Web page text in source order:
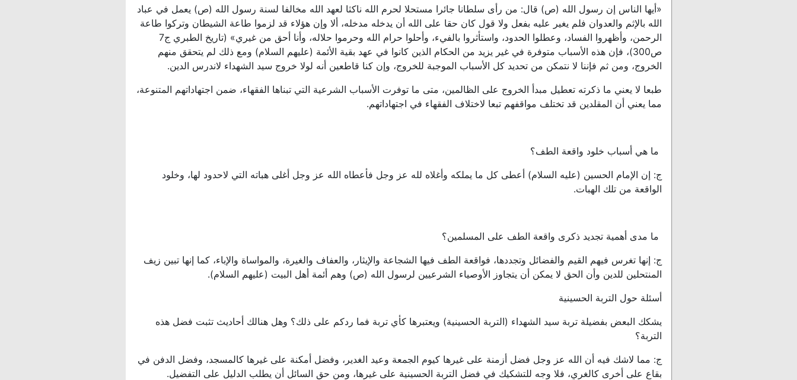
«أيها الناس إن رسول الله (ص) قال: من رأى سلطانا جائرا مستحلا لحرم الله ناكثا لعهد الله مخالفا لسنة رسول الله (ص) يعمل في عباد
الله بالإثم والعدوان فلم يغير عليه بفعل ولا قول كان حقا على الله أن يدخله مدخله، ألا وإن هؤلاء قد لزموا طاعة الشيطان وتركوا طاعة
الرحمن، وأظهروا الفساد، وعطلوا الحدود، واستأثروا بالفيء، وأحلوا حرام الله وحرموا حلاله، وأنا أحق من غيري» (تاريخ الطبري ج7
ص300)، فإن هذه الأسباب متوفرة في غير يزيد من الحكام الذين كانوا في عهد بقية الأئمة (عليهم السلام) ومع ذلك لم يتحقق منهم
الخروج، ومن ثم فإننا لا نتمكن من تحديد كل الأسباب الموجبة للخروج، وإن كنا قاطعين أنه لولا خروج سيد الشهداء لاندرس الدين.
طبعا لا يعني ما ذكرته تعطيل مبدأ الخروج على الظالمين، متى ما توفرت الأسباب الشرعية التي تبناها الفقهاء، ضمن اجتهاداتهم المتنوعة،
مما يعني أن المقلدين قد تختلف مواقفهم تبعا لاختلاف الفقهاء في اجتهاداتهم.
ما هي أسباب خلود واقعة الطف؟
ج: إن الإمام الحسين (عليه السلام) أعطى كل ما يملكه وأغلاه لله عز وجل فأعطاه الله عز وجل أغلى هباته التي لاحدود لها، وخلود
الواقعة من تلك الهبات.
ما مدى أهمية تجديد ذكرى واقعة الطف على المسلمين؟
ج: إنها تغرس فيهم القيم والفضائل وتجددها، فواقعة الطف فيها الشجاعة والإيثار، والعفاف والغيرة، والمواساة والإباء، كما إنها تبين زيف
المنتحلين للدين وأن الحق لا يمكن أن يتجاوز الأوصياء الشرعيين لرسول الله (ص) وهم أئمة أهل البيت (عليهم السلام).
أسئلة حول التربة الحسينية
يشكك البعض بفضيلة تربة سيد الشهداء (التربة الحسينية) ويعتبرها كأي تربة فما ردكم على ذلك؟ وهل هنالك أحاديث تثبت فضل هذه
التربة؟
ج: مما لاشك فيه أن الله عز وجل فضل أزمنة على غيرها كيوم الجمعة وعيد الغدير، وفضل أمكنة على غيرها كالمسجد، وفضل الدفن في
بقاع على أخرى كالغري، فلا وجه للتشكيك في فضل التربة الحسينية على غيرها، ومن حق السائل أن يطلب الدليل على التفضيل.